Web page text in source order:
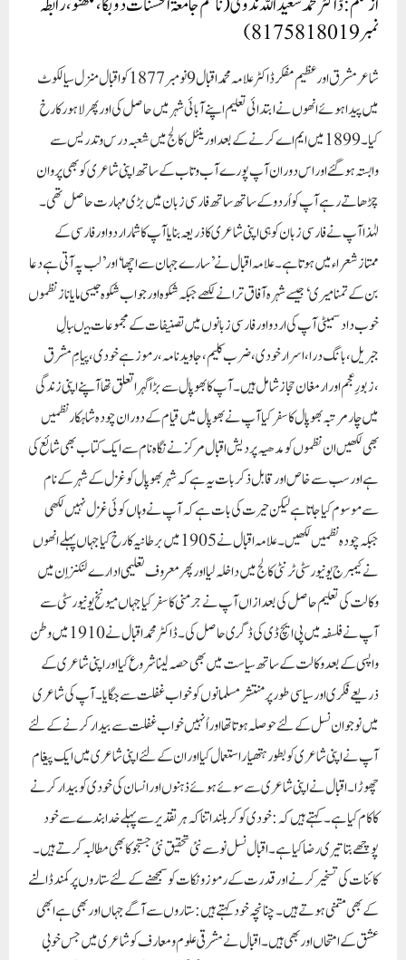
نمبر8175818019)
شاعر مشرق اور عظیم مفکر ڈاکٹر علامہ محمد اقبال 9نومبر 1877 کو اقبال منزل سیالکوٹ
میں پیدا ہوئے انھوں نے ابتدائی تعلیم اپنے آبائی شہر میں حاصل کی اور پھر لاہور کا رخ
کیا۔ 1899 میں ایم اے کرنے کے بعد اورینٹل کالج میں شعبہ درس و تدریس سے
وابستہ ہوگئے اور اس دوران آپ پورے آ ب و تاب کے ساتھ اپنی شاعری کو بھی پروان
چڑھاتے رہے آپ کواُردوکے ساتھ ساتھ فارسی زبان میں بڑی مہارت حاصل تھی۔
لہٰذا آپ نے فارسی زبان کوہی اپنی شاعری کاذریعہ بنایا آپ کا شمار اردو اور فارسی کے
ممتازشعراء میں ہوتا ہے۔ علامہ اقبال نے ’سارے جہان سے اچھا‘ اور’ لب پہ آتی ہے دعا
بن کے تمنا میری‘ جیسے شہرہ آفاق ترانے لکھے جبکہ شکوہ اور جواب شکوہ جیسی مایاناز نظموں
خوب داد سمیٹی آپ کی اردو اور فارسی زبانوں میں تصنیفات کے مجموعات میںبالِ
جبریل، بانگ درا ،اسرار خودی ،ضرب کلیم ،جاوید نامہ ،رموز ہے خودی ،پیامِ مشرق
،زبورِ عجم اور ارمغان حجاز شامل ہیں۔ آپ کا بھوپال سے بڑا گہرا تعلق تھا آپنے اپنی زندگی
میں چار مرتبہ بھوپال کا سفر کیا آپ نے بھوپال میں قیام کے دوران چودہ شاہکار نظمیں
بھی لکھیں ان نظموں کو مدھیہ پردیش اقبال مرکز نے نگاہ نام سے ایک کتاب بھی شائع کی
ہے اور سب سے خاص اور قابل ذکر بات یہ ہے کہ شہر بھوپال کو غزل کے شہر کے نام
سے موسوم کیا جاتا ہے لیکن حیرت کی بات ہے کہ آپ نے وہاں کوئی غزل نہیں لکھی
جبکہ چودہ نظمیں لکھیں۔ علامہ اقبال نے 1905 میں برطانیہ کا رخ کیا جہاں پہلے انھوں
نے کیمبرج یونیورسٹی ٹرنٹی کالج میں داخلہ لیا اور پھر معروف تعلیمی ادارے لنکنزاِن میں
وکالت کی تعلیم حاصل کی بعد ازاں آپ نے جرمنی کا سفر کیا جہاں میونخ یونیورسٹی سے
آپ نے فلسفہ میں پی ایچ ڈی کی ڈگری حاصل کی۔ڈاکٹر محمد اقبال نے 1910 میں وطن
واپسی کے بعد وکالت کے ساتھ سیاست میں بھی حصہ لینا شروع کیا اور اپنی شاعری کے
ذریعے فکری اور سیاسی طور پر منتشر مسلمانوں کو خواب غفلت سے جگایا۔ آپ کی شاعری
میں نوجوان نسل کے لئے حوصلہ ہوتا تھا اور اُنہیں خواب غفلت سے بیدار کرنے کے لئے
آپ نے اپنی شاعری کو بطور ہتھیار استعمال کیا اور ان کے لئے اپنی شاعری میں ایک پیغام
چھوڑ ا۔اقبال نے اپنی شاعری سے سوئے ہوئے ذہنوں اور انسان کی خودی کو بیدارکرنے
کا کام کیا ہے۔کہتے ہیں کہ: خودی کو کر بلند اتنا کہ ہر تقدیر سے پہلے خدا بندے سے خود
پوچھے بتا تیری رضا کیا ہے۔اقبال نسل نو سے نئی تحقیق نئی جستجو کا بھی مطالبہ کرتے ہیں۔
کائنات کی تسخیر کرنے اور قدرت کے رموز ونکات کو سمجھنے کے لئے ستاروں پر کمند ڈالنے
کے بھی متمنی ہوتے ہیں۔چنانچہ خود کہتے ہیں:ستاروں سے آگے جہاں اور بھی ہے ابھی
عشق کے امتحاں اور بھی ہیں۔اقبال نے مشرقی علوم ومعارف کو شاعری میں جس خوبی